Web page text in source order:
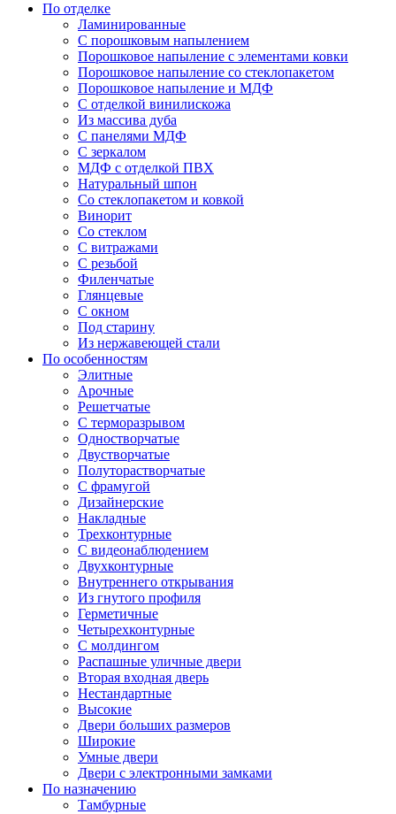
По отделке
Ламинированные
С порошковым напылением
Порошковое напыление с элементами ковки
Порошковое напыление со стеклопакетом
Порошковое напыление и МДФ
С отделкой винилискожа
Из массива дуба
С панелями МДФ
С зеркалом
МДФ с отделкой ПВХ
Натуральный шпон
Со стеклопакетом и ковкой
Винорит
Со стеклом
С витражами
С резьбой
Филенчатые
Глянцевые
С окном
Под старину
Из нержавеющей стали
По особенностям
Элитные
Арочные
Решетчатые
С терморазрывом
Одностворчатые
Двустворчатые
Полуторастворчатые
С фрамугой
Дизайнерские
Накладные
Трехконтурные
С видеонаблюдением
Двухконтурные
Внутреннего открывания
Из гнутого профиля
Герметичные
Четырехконтурные
С молдингом
Распашные уличные двери
Вторая входная дверь
Нестандартные
Высокие
Двери больших размеров
Широкие
Умные двери
Двери с электронными замками
По назначению
Тамбурные